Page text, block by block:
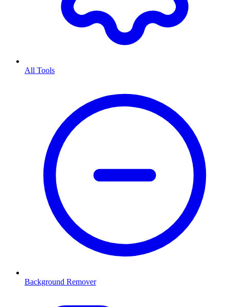
All Tools
Background Remover